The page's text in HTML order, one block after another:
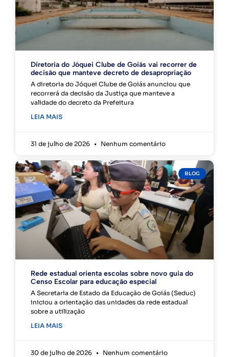
Diretoria do Jóquei Clube de Goiás vai recorrer de
decisão que manteve decreto de desapropriação
A diretoria do Jóquei Clube de Goiás anunciou que
recorrerá da decisão da Justiça que manteve a
validade do decreto da Prefeitura
LEIA MAIS
31 de julho de 2026 Nenhum comentário
BLOG
Rede estadual orienta escolas sobre novo guia do
Censo Escolar para educação especial
A Secretaria de Estado da Educação de Goiás (Seduc)
iniciou a orientação das unidades da rede estadual
sobre a utilização
LEIA MAIS
30 de julho de 2026 Nenhum comentário